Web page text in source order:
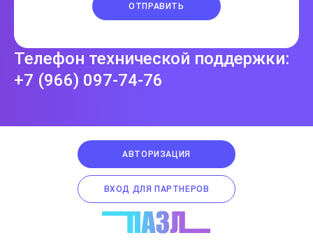
ОТПРАВИТЬ
Телефон технической поддержки:
+7 (966) 097-74-76
АВТОРИЗАЦИЯ
ВХОД ДЛЯ ПАРТНЕРОВ